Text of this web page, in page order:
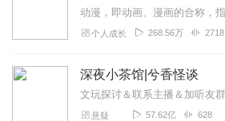
个人成长 268.56万 2718
深夜小茶馆|兮香怪谈
悬疑 57.62亿 628